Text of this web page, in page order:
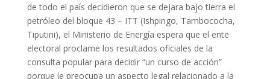
de todo el país decidieron que se dejara bajo tierra el
petróleo del bloque 43 – ITT (Ishpingo, Tambococha,
Tiputini), el Ministerio de Energía espera que el ente
electoral proclame los resultados oficiales de la
consulta popular para decidir “un curso de acción”
porque le preocupa un aspecto legal relacionado a la